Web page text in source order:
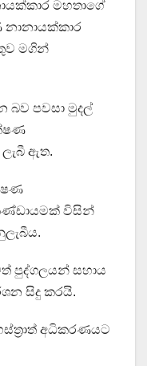
මහතාගේ
මගින්
බව පවසා මුදල්
ඇත.
විසින්
පුද්ගලයන් සහාය
සිදු කරයි.
අධිකරණයට